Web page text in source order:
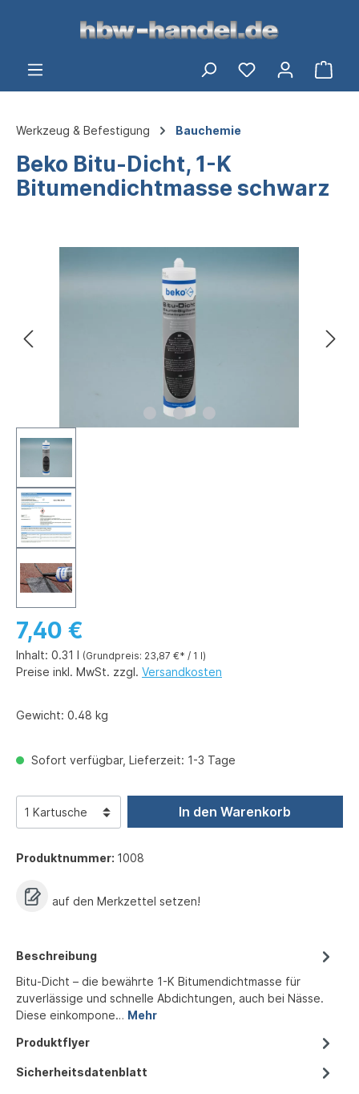
springen
Werkzeug & Befestigung Bauchemie
Beko Bitu-Dicht, 1-K
Bitumendichtmasse schwarz
7,40 €
Inhalt: 0.31 l (Grundpreis: 23,87 €* / 1 l)
Preise inkl. MwSt. zzgl. Versandkosten
Gewicht: 0.48 kg
Sofort verfügbar, Lieferzeit: 1-3 Tage
In den Warenkorb
Produktnummer: 1008
auf den Merkzettel setzen!
Beschreibung
Bitu-Dicht – die bewährte 1-K Bitumendichtmasse für
zuverlässige und schnelle Abdichtungen, auch bei Nässe.
Diese einkompone… Mehr
Produktflyer
Sicherheitsdatenblatt